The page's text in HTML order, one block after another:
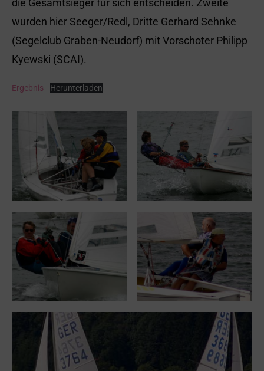
die Gesamtsieger für sich entscheiden. Zweite
wurden hier Seeger/Redl, Dritte Gerhard Sehnke
(Segelclub Graben-Neudorf) mit Vorschoter Philipp
Kyewski (SCAI).
Ergebnis Herunterladen